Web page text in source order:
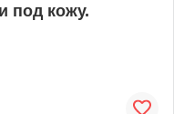
под кожу.